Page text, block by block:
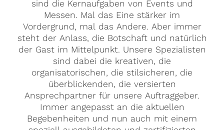
sind die Kernaufgaben von Events und
Messen. Mal das Eine stärker im
Vordergrund, mal das Andere. Aber immer
steht der Anlass, die Botschaft und natürlich
der Gast im Mittelpunkt. Unsere Spezialisten
sind dabei die kreativen, die
organisatorischen, die stilsicheren, die
überblickenden, die versierten
Ansprechpartner für unsere Auftraggeber.
Immer angepasst an die aktuellen
Begebenheiten und nun auch mit einem